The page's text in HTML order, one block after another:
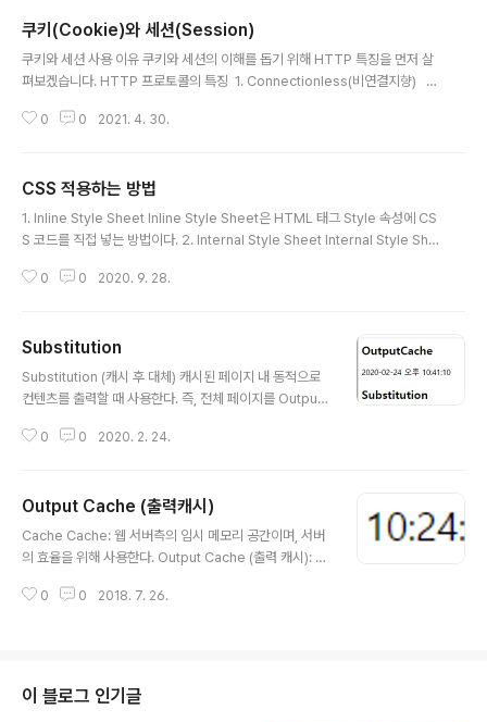
쿠키(Cookie)와 세션(Session)
쿠키와 세션 사용 이유 쿠키와 세션의 이해를 돕기 위해 HTTP 특징을 먼저 살
펴보겠습니다. HTTP 프로토콜의 특징 1. Connectionless(비연결지향)
Response를 주고 연결이 끊기는 특성이 있습니다. 2. Stateless(상태없
서버의 리소스 낭비가 줄어드는 장점을 가지고 있지만, 이로 인하여 통신을 할
때마다 서버는 클라이언트가 누구인지 인증을 계속해야 합니다. 즉, 로그인 후
에 페이지를 이동하면 다시 로그인을 해야하는 상황..
0 0 2021. 4. 30.
CSS 적용하는 방법
1. Inline Style Sheet Inline Style Sheet은 HTML 태그 Style 속성에 CS
S 코드를 직접 넣는 방법이다. 2. Internal Style Sheet Internal Style She
3. Linking Style Sheet Linking Style Sheet은 CSS 파일을 생성 후 이를
0 0 2020. 9. 28.
Substitution
Substitution (캐시 후 대체) 캐시된 페이지 내 동적으로
컨텐츠를 출력할 때 사용한다. 즉, 전체 페이지를 Output
컨트롤은 동적으로 컨텐츠를 출력할 수 있도록 해준다. 간
하단의 시간은 컨트롤을 이용하여 동적으로 현재 시간을
출력 처리한 결과 -> 해당 페이지를 새로 고침 하면 outpu
t Cache는 캐시가 걸려 시간이 10:41:10으로 고정되어
롭게 갱신되는 것을 볼 수 있다. OutputCache Substitu
0 0 2020. 2. 24.
Output Cache (출력캐시)
Cache Cache: 웹 서버측의 임시 메모리 공간이며, 서버
의 효율을 위해 사용한다. Output Cache (출력 캐시): 출
며, 한 페이지를 여러명이 접속 시 DB 접속 보다 Cache
시 24분 50초를 웹페이지에 출력 후 새로고침을 해도 30
초 동안 시간 변동이 없게 된다. 왜냐하면, Duration을 30
0 0 2018. 7. 26.
이 블로그 인기글